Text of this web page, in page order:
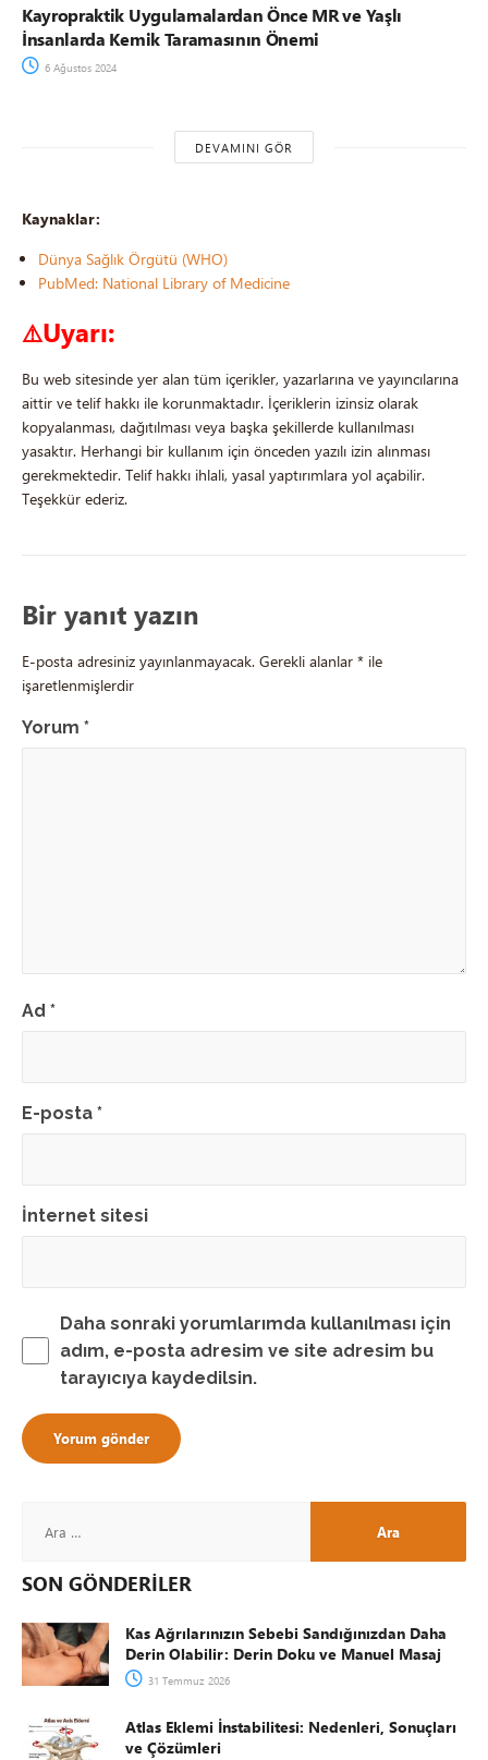
Kayropraktik Uygulamalardan Önce MR ve Yaşlı
İnsanlarda Kemik Taramasının Önemi
6 Ağustos 2024
DEVAMINI GÖR
Kaynaklar:
Dünya Sağlık Örgütü (WHO)
PubMed: National Library of Medicine
⚠️Uyarı:
Bu web sitesinde yer alan tüm içerikler, yazarlarına ve yayıncılarına
aittir ve telif hakkı ile korunmaktadır. İçeriklerin izinsiz olarak
kopyalanması, dağıtılması veya başka şekillerde kullanılması
yasaktır. Herhangi bir kullanım için önceden yazılı izin alınması
gerekmektedir. Telif hakkı ihlali, yasal yaptırımlara yol açabilir.
Teşekkür ederiz.
Bir yanıt yazın
E-posta adresiniz yayınlanmayacak. Gerekli alanlar * ile
işaretlenmişlerdir
Yorum *
Ad *
E-posta *
İnternet sitesi
Daha sonraki yorumlarımda kullanılması için
adım, e-posta adresim ve site adresim bu
tarayıcıya kaydedilsin.
SON GÖNDERİLER
Kas Ağrılarınızın Sebebi Sandığınızdan Daha
Derin Olabilir: Derin Doku ve Manuel Masaj
31 Temmuz 2026
Atlas Eklemi İnstabilitesi: Nedenleri, Sonuçları
ve Çözümleri